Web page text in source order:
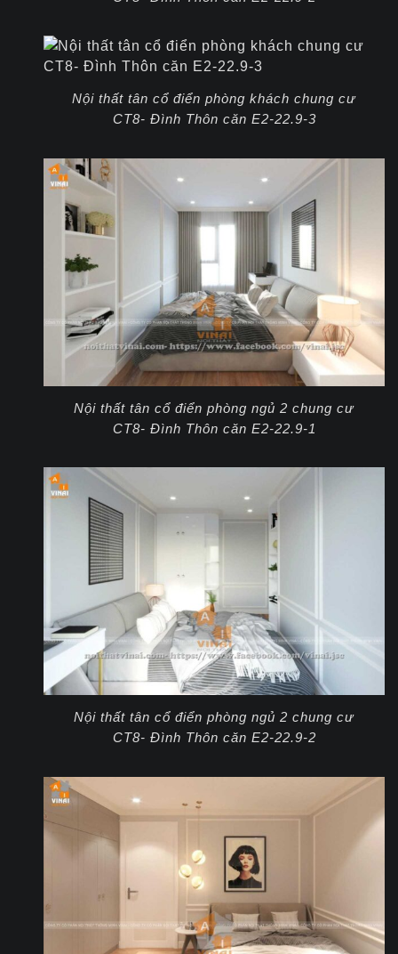
Nội thất tân cổ điển phòng khách chung cư
CT8- Đình Thôn căn E2-22.9-3
Nội thất tân cổ điển phòng ngủ 2 chung cư
CT8- Đình Thôn căn E2-22.9-1
Nội thất tân cổ điển phòng ngủ 2 chung cư
CT8- Đình Thôn căn E2-22.9-2